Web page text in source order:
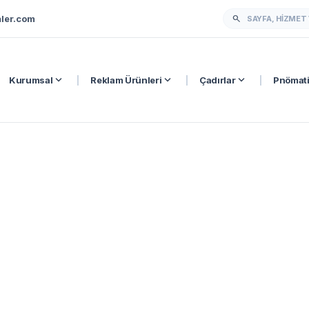
search
Kurumsal expand_more Reklam Ürünleri expand_more Çadırlarexpand_more